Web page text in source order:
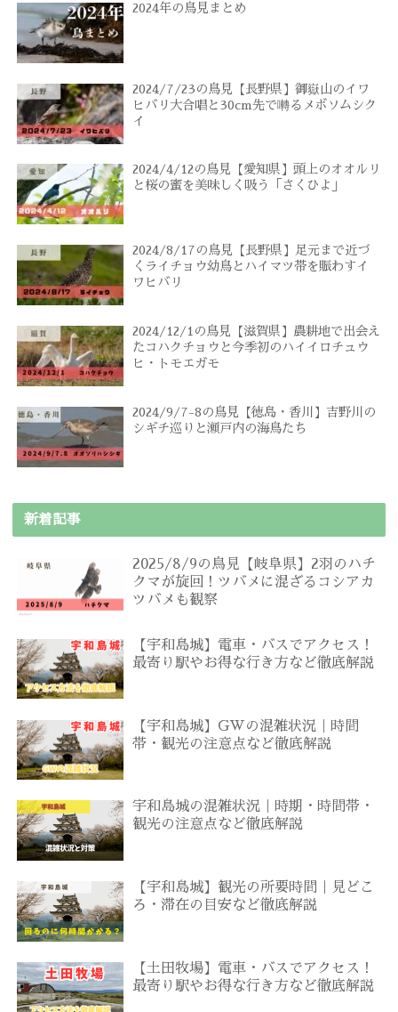
2024年の鳥見まとめ
2024/7/23の鳥見【長野県】御嶽山のイワ
ヒバリ大合唱と30cm先で囀るメボソムシク
イ
2024/4/12の鳥見【愛知県】頭上のオオルリ
と桜の蜜を美味しく吸う「さくひよ」
2024/8/17の鳥見【長野県】足元まで近づ
くライチョウ幼鳥とハイマツ帯を賑わすイ
ワヒバリ
2024/12/1の鳥見【滋賀県】農耕地で出会え
たコハクチョウと今季初のハイイロチュウ
ヒ・トモエガモ
2024/9/7-8の鳥見【徳島・香川】吉野川の
シギチ巡りと瀬戸内の海鳥たち
新着記事
2025/8/9の鳥見【岐阜県】2羽のハチ
クマが旋回！ツバメに混ざるコシアカ
ツバメも観察
【宇和島城】電車・バスでアクセス！
最寄り駅やお得な行き方など徹底解説
【宇和島城】GWの混雑状況｜時間
帯・観光の注意点など徹底解説
宇和島城の混雑状況｜時期・時間帯・
観光の注意点など徹底解説
【宇和島城】観光の所要時間｜見どこ
ろ・滞在の目安など徹底解説
【土田牧場】電車・バスでアクセス！
最寄り駅やお得な行き方など徹底解説